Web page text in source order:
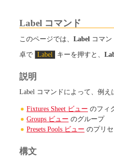
Label コマンド
このページでは、 Label コマン
卓で Label キーを押すと、
説明
Label コマンドによって、例え
Fixtures Sheet ビュー のフィ
Groups ビュー のグループ
Presets Pools ビュー のプリセ
構文